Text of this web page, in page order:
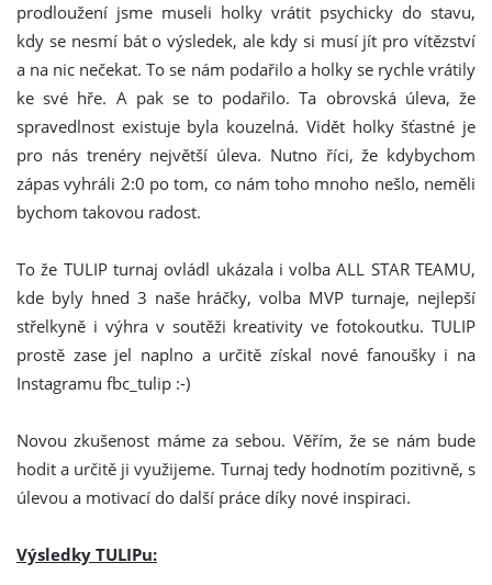
prodloužení jsme museli holky vrátit psychicky do stavu,
kdy se nesmí bát o výsledek, ale kdy si musí jít pro vítězství
a na nic nečekat. To se nám podařilo a holky se rychle vrátily
ke své hře. A pak se to podařilo. Ta obrovská úleva, že
spravedlnost existuje byla kouzelná. Vidět holky šťastné je
pro nás trenéry největší úleva. Nutno říci, že kdybychom
zápas vyhráli 2:0 po tom, co nám toho mnoho nešlo, neměli
bychom takovou radost.
To že TULIP turnaj ovládl ukázala i volba ALL STAR TEAMU,
kde byly hned 3 naše hráčky, volba MVP turnaje, nejlepší
střelkyně i výhra v soutěži kreativity ve fotokoutku. TULIP
prostě zase jel naplno a určitě získal nové fanoušky i na
Instagramu fbc_tulip :-)
Novou zkušenost máme za sebou. Věřím, že se nám bude
hodit a určitě ji využijeme. Turnaj tedy hodnotím pozitivně, s
úlevou a motivací do další práce díky nové inspiraci.
Výsledky TULIPu: